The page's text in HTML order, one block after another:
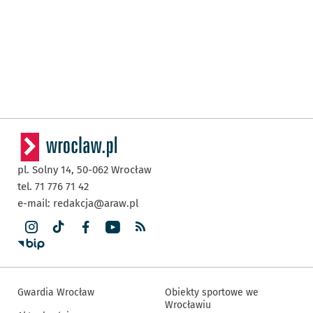
pl. Solny 14, 50-062 Wrocław
tel. 71 776 71 42
e-mail: redakcja@araw.pl
Gwardia Wrocław
Obiekty sportowe we
Wrocławiu